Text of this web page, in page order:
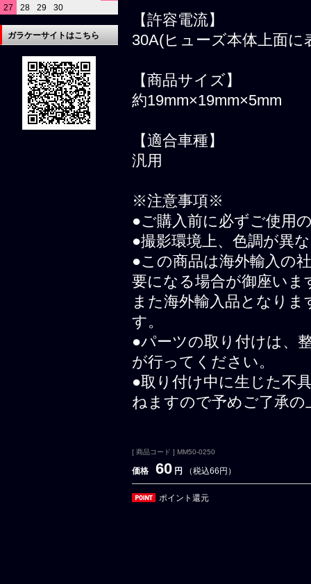
【許容電流】
30A(ヒューズ本体上面に
【商品サイズ】
約19mm×19mm×5mm
【適合車種】
汎用
※注意事項※
●ご購入前に必ずご使用
●撮影環境上、色調が異
●この商品は海外輸入の
要になる場合が御座いま
また海外輸入品となり
す。
●パーツの取り付けは、
が行ってください。
●取り付け中に生じた不
ねますので予めご了承
[ 商品コード ] MM50-0250
価格 60 円 （税込66円）
ポイント還元
27
28 29 30
ガラケーサイトはこちら